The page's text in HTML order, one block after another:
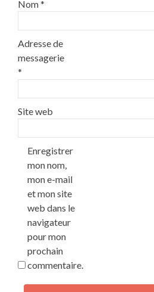
Nom*
Adresse de
messagerie
*
Site web
Enregistrer
mon nom,
mon e-mail
et mon site
web dans le
navigateur
pour mon
prochain
commentaire.